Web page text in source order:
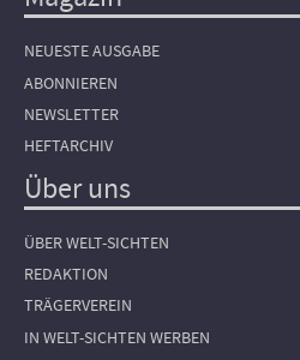
NEUESTE AUSGABE
ABONNIEREN
NEWSLETTER
HEFTARCHIV
Über uns
ÜBER WELT-SICHTEN
REDAKTION
TRÄGERVEREIN
IN WELT-SICHTEN WERBEN